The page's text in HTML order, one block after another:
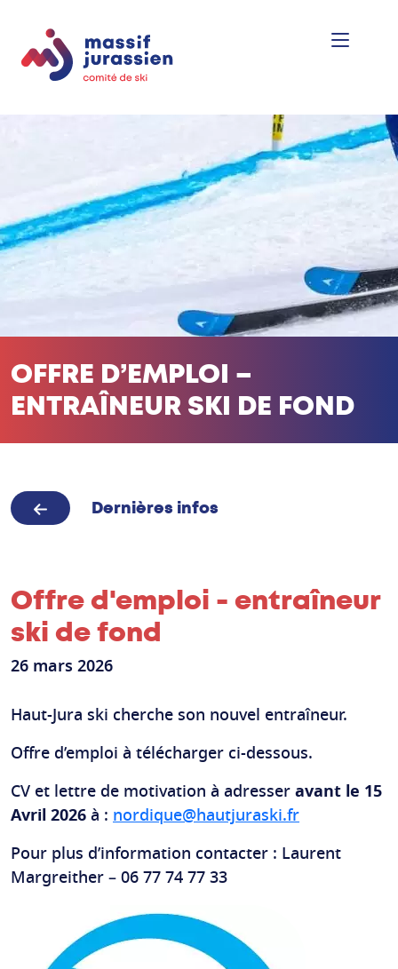
OFFRE D’EMPLOI –
ENTRAÎNEUR SKI DE FOND
Dernières infos
Offre d'emploi - entraîneur
ski de fond
26 mars 2026
Haut-Jura ski cherche son nouvel entraîneur.
Offre d’emploi à télécharger ci-dessous.
CV et lettre de motivation à adresser avant le 15
Avril 2026 à : nordique@hautjuraski.fr
Pour plus d’information contacter : Laurent
Margreither – 06 77 74 77 33